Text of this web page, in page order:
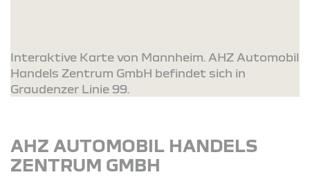
Interaktive Karte von Mannheim. AHZ Automobil
Handels Zentrum GmbH befindet sich in
Graudenzer Linie 99.
AHZ AUTOMOBIL HANDELS
ZENTRUM GMBH